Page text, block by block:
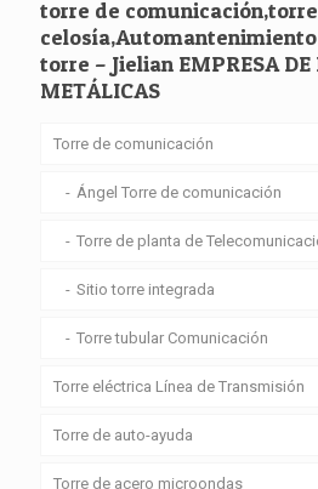
torre de
torre – Jielian EMPRESA DE
METÁLICAS
Torre de comunicación
Ángel Torre de comunicación
Torre de planta de
Sitio torre integrada
Torre tubular Comunicación
Torre eléctrica Línea de Transmisión
Torre de auto-ayuda
Torre de acero microondas